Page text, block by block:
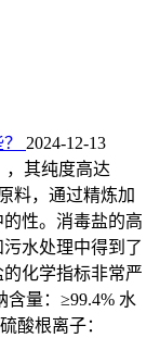
2024-12-13
，其纯度高达
料，通过精炼加
性。消毒盐的高
水处理中得到了
化学指标非常严
量：≥99.4% 水
酸根离子：